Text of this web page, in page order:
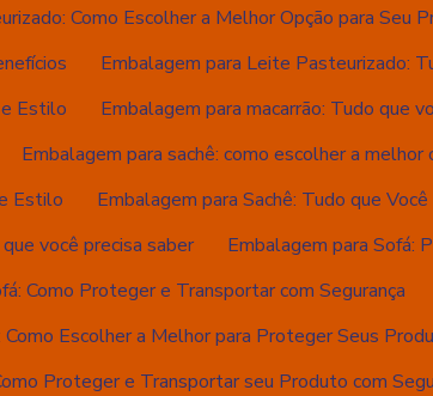
Como Escolher a Melhor Opção para Seu
Embalagem para Leite Pasteurizado:
Estilo
Embalagem para macarrão: Tudo que
Embalagem para sachê: como escolher a
Estilo
Embalagem para Sachê: Tudo que
você precisa saber
Embalagem para Sofá:
Como Proteger e Transportar com Segurança
Escolher a Melhor para Proteger Seus
Proteger e Transportar seu Produto com